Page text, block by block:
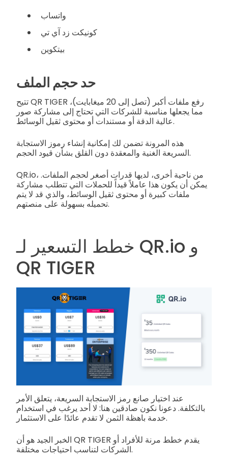
واتساب
كونيكت زد آي تي
بيتكوين
حد حجم الملف
تتيح QR TIGER رفع ملفات أكبر (تصل إلى 20 ميغابايت)،
مما يجعلها مناسبة للشركات التي تحتاج إلى مشاركة صور
عالية الدقة أو مستندات أو محتوى ثقيل الوسائط.
هذه المرونة تضمن لك إمكانية إنشاء رموز الاستجابة
السريعة الغنية والمعقدة دون القلق بشأن قيود الحجم.
QR.io، من ناحية أخرى، لديها قدرات أصغر لحجم الملفات.
يمكن أن يكون هذا عاملاً قيداً للحملات التي تتطلب مشاركة
ملفات كبيرة أو محتوى ثقيل الوسائط، والذي قد لا يتم
تحميله بسهولة على منصتهم.
خطط التسعير لـ QR.io و
QR TIGER
عند اختيار صانع رمز الاستجابة السريعة، يتعلق الأمر
بالتكلفة. دعونا نكون صادقين هنا: لا أحد يرغب في استخدام
خدمة باهظة الثمن لا تقدم عائدًا على الاستثمار.
الخبر الجيد هو أن QR TIGER يقدم خطط مرنة للأفراد أو
الشركات لتناسب احتياجات مختلفة.